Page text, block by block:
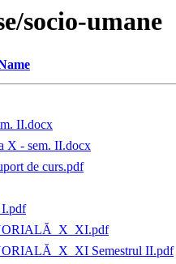
socio-umane
II.docx
X - sem. II.docx
de curs.pdf
Semestrul II.pdf